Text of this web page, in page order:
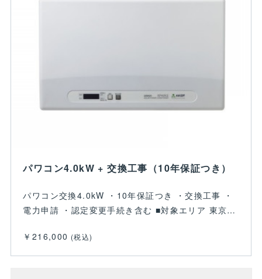
パワコン4.0kW + 交換工事（10年保証つき）
パワコン交換4.0kW ・10年保証つき ・交換工事 ・
電力申請 ・認定変更手続き含む ■対象エリア 東京…
￥216,000 (税込)